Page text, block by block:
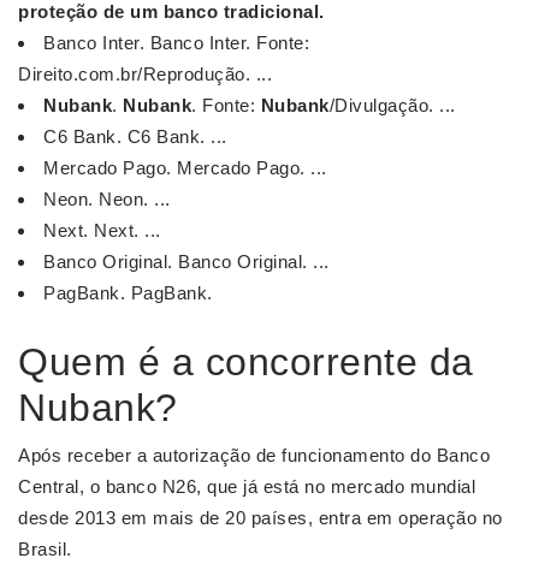
proteção de um banco tradicional.
Banco Inter. Banco Inter. Fonte:
Direito.com.br/Reprodução. ...
Nubank. Nubank. Fonte: Nubank/Divulgação. ...
C6 Bank. C6 Bank. ...
Mercado Pago. Mercado Pago. ...
Neon. Neon. ...
Next. Next. ...
Banco Original. Banco Original. ...
PagBank. PagBank.
Quem é a concorrente da
Nubank?
Após receber a autorização de funcionamento do Banco
Central, o banco N26, que já está no mercado mundial
desde 2013 em mais de 20 países, entra em operação no
Brasil.